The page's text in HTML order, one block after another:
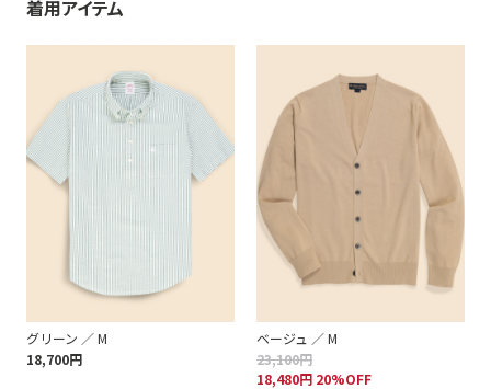
着用アイテム
グリーン ／ M
18,700円
ベージュ ／ M
23,100円
18,480円 20%OFF